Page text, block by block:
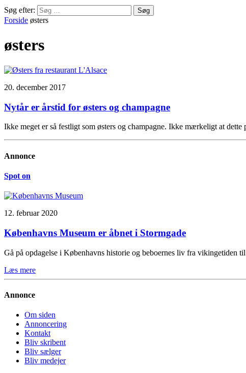
Søg efter:
Forside østers
østers
20. december 2017
Nytår er årstid for østers og champagne
Ikke meget er så festligt som østers og champagne. Ikke mærkeligt at
Annonce
Spot on
12. februar 2020
Københavns Museum er åbnet i Stormgade
Gå på opdagelse i Københavns historie og beboernes liv fra vikingetiden
Læs mere
Annonce
Om siden
Annoncering
Kontakt
Bliv skribent
Bliv sælger
Bliv medejer